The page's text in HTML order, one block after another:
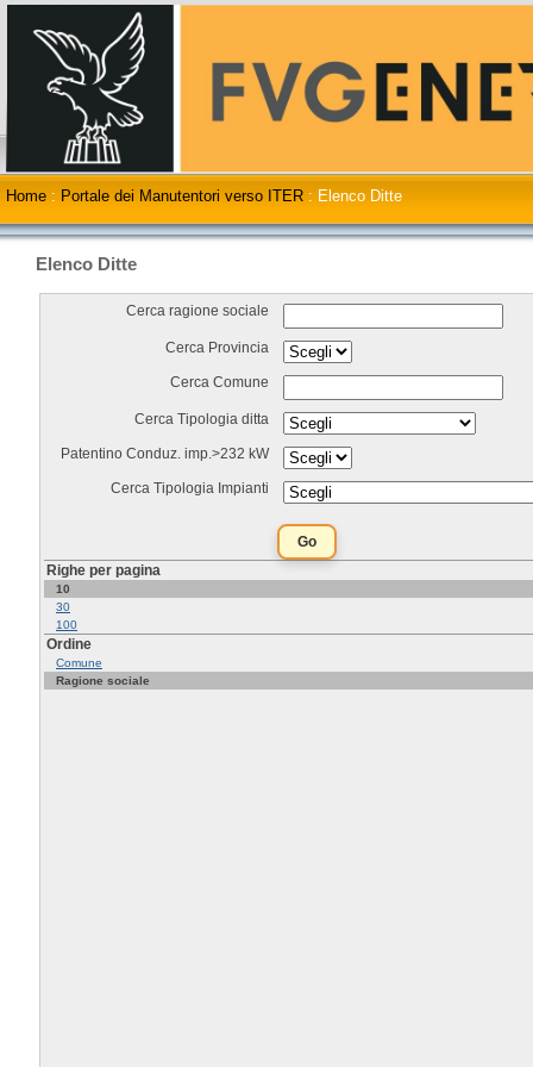
Home : Portale dei Manutentori verso ITER : Elenco Ditte
Elenco Ditte
Cerca ragione sociale
Cerca Provincia
Cerca Comune
Cerca Tipologia ditta
Patentino Conduz. imp.>232 kW
Cerca Tipologia Impianti
Righe per pagina
10
30
100
Ordine
Comune
Ragione sociale